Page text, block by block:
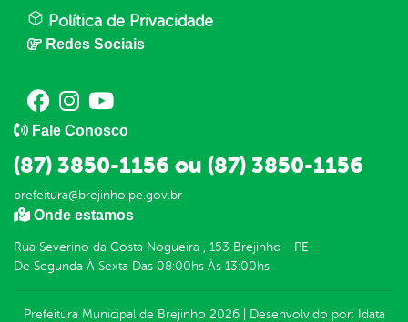
Política de Privacidade
Redes Sociais
Fale Conosco
(87) 3850-1156 ou (87) 3850-1156
prefeitura@brejinho.pe.gov.br
Onde estamos
Rua Severino da Costa Nogueira , 153 Brejinho - PE
De Segunda À Sexta Das 08:00hs Às 13:00hs
Prefeitura Municipal de Brejinho 2026| Desenvolvido por: Idata